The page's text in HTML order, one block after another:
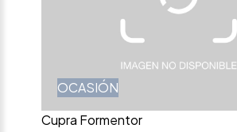
OCASIÓN
Cupra Formentor